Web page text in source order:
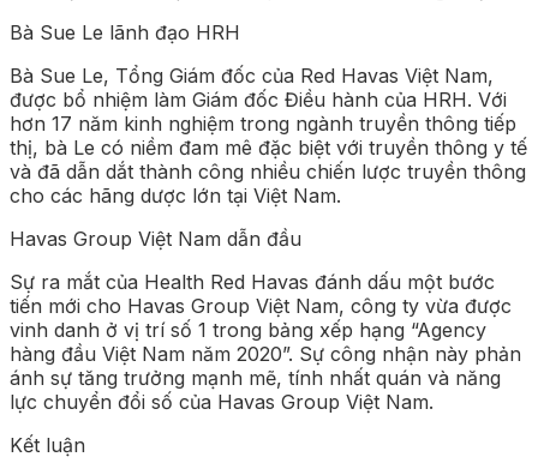
Bà Sue Le lãnh đạo HRH
Bà Sue Le, Tổng Giám đốc của Red Havas Việt Nam,
được bổ nhiệm làm Giám đốc Điều hành của HRH. Với
hơn 17 năm kinh nghiệm trong ngành truyền thông tiếp
thị, bà Le có niềm đam mê đặc biệt với truyền thông y tế
và đã dẫn dắt thành công nhiều chiến lược truyền thông
cho các hãng dược lớn tại Việt Nam.
Havas Group Việt Nam dẫn đầu
Sự ra mắt của Health Red Havas đánh dấu một bước
tiến mới cho Havas Group Việt Nam, công ty vừa được
vinh danh ở vị trí số 1 trong bảng xếp hạng “Agency
hàng đầu Việt Nam năm 2020”. Sự công nhận này phản
ánh sự tăng trưởng mạnh mẽ, tính nhất quán và năng
lực chuyển đổi số của Havas Group Việt Nam.
Kết luận